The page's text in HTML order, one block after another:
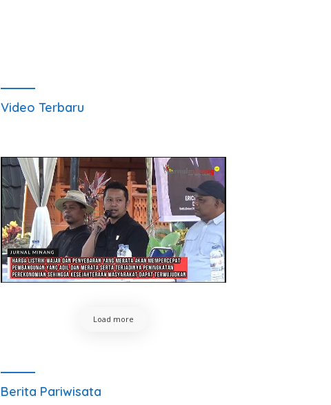
Video Terbaru
Load more
Berita Pariwisata